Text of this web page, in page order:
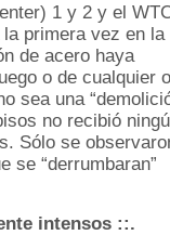
1 y 2 y el
primera vez en la
de acero haya
o de cualquier
sea una
no recibió
Sólo se
se “derrumbaran”
intensos ::.